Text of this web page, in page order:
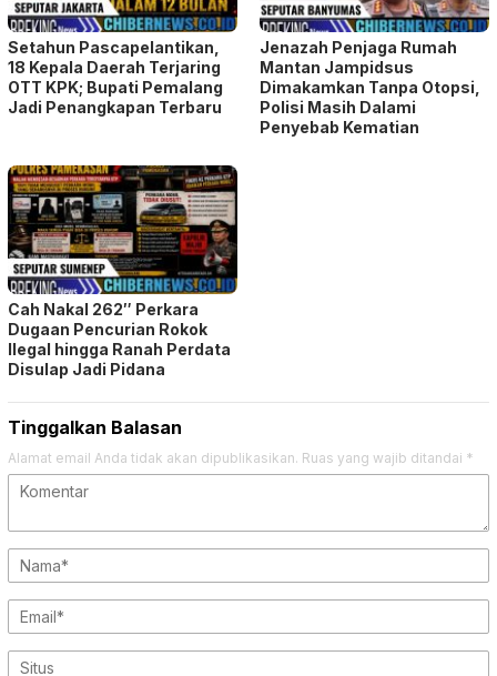
Setahun Pascapelantikan,
18 Kepala Daerah Terjaring
OTT KPK; Bupati Pemalang
Jadi Penangkapan Terbaru
Jenazah Penjaga Rumah
Mantan Jampidsus
Dimakamkan Tanpa Otopsi,
Polisi Masih Dalami
Penyebab Kematian
Cah Nakal 262″ Perkara
Dugaan Pencurian Rokok
Ilegal hingga Ranah Perdata
Disulap Jadi Pidana
Tinggalkan Balasan
Alamat email Anda tidak akan dipublikasikan. Ruas yang wajib ditandai *